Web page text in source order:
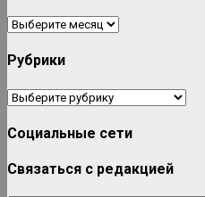
Архивы
Рубрики
Рубрики
Социальные сети
Связаться с редакцией